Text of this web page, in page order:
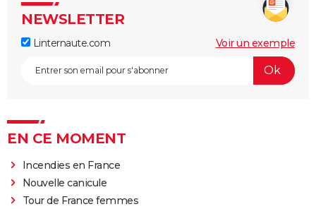
NEWSLETTER
Linternaute.com Voir un exemple
EN CE MOMENT
Incendies en France
Nouvelle canicule
Tour de France femmes